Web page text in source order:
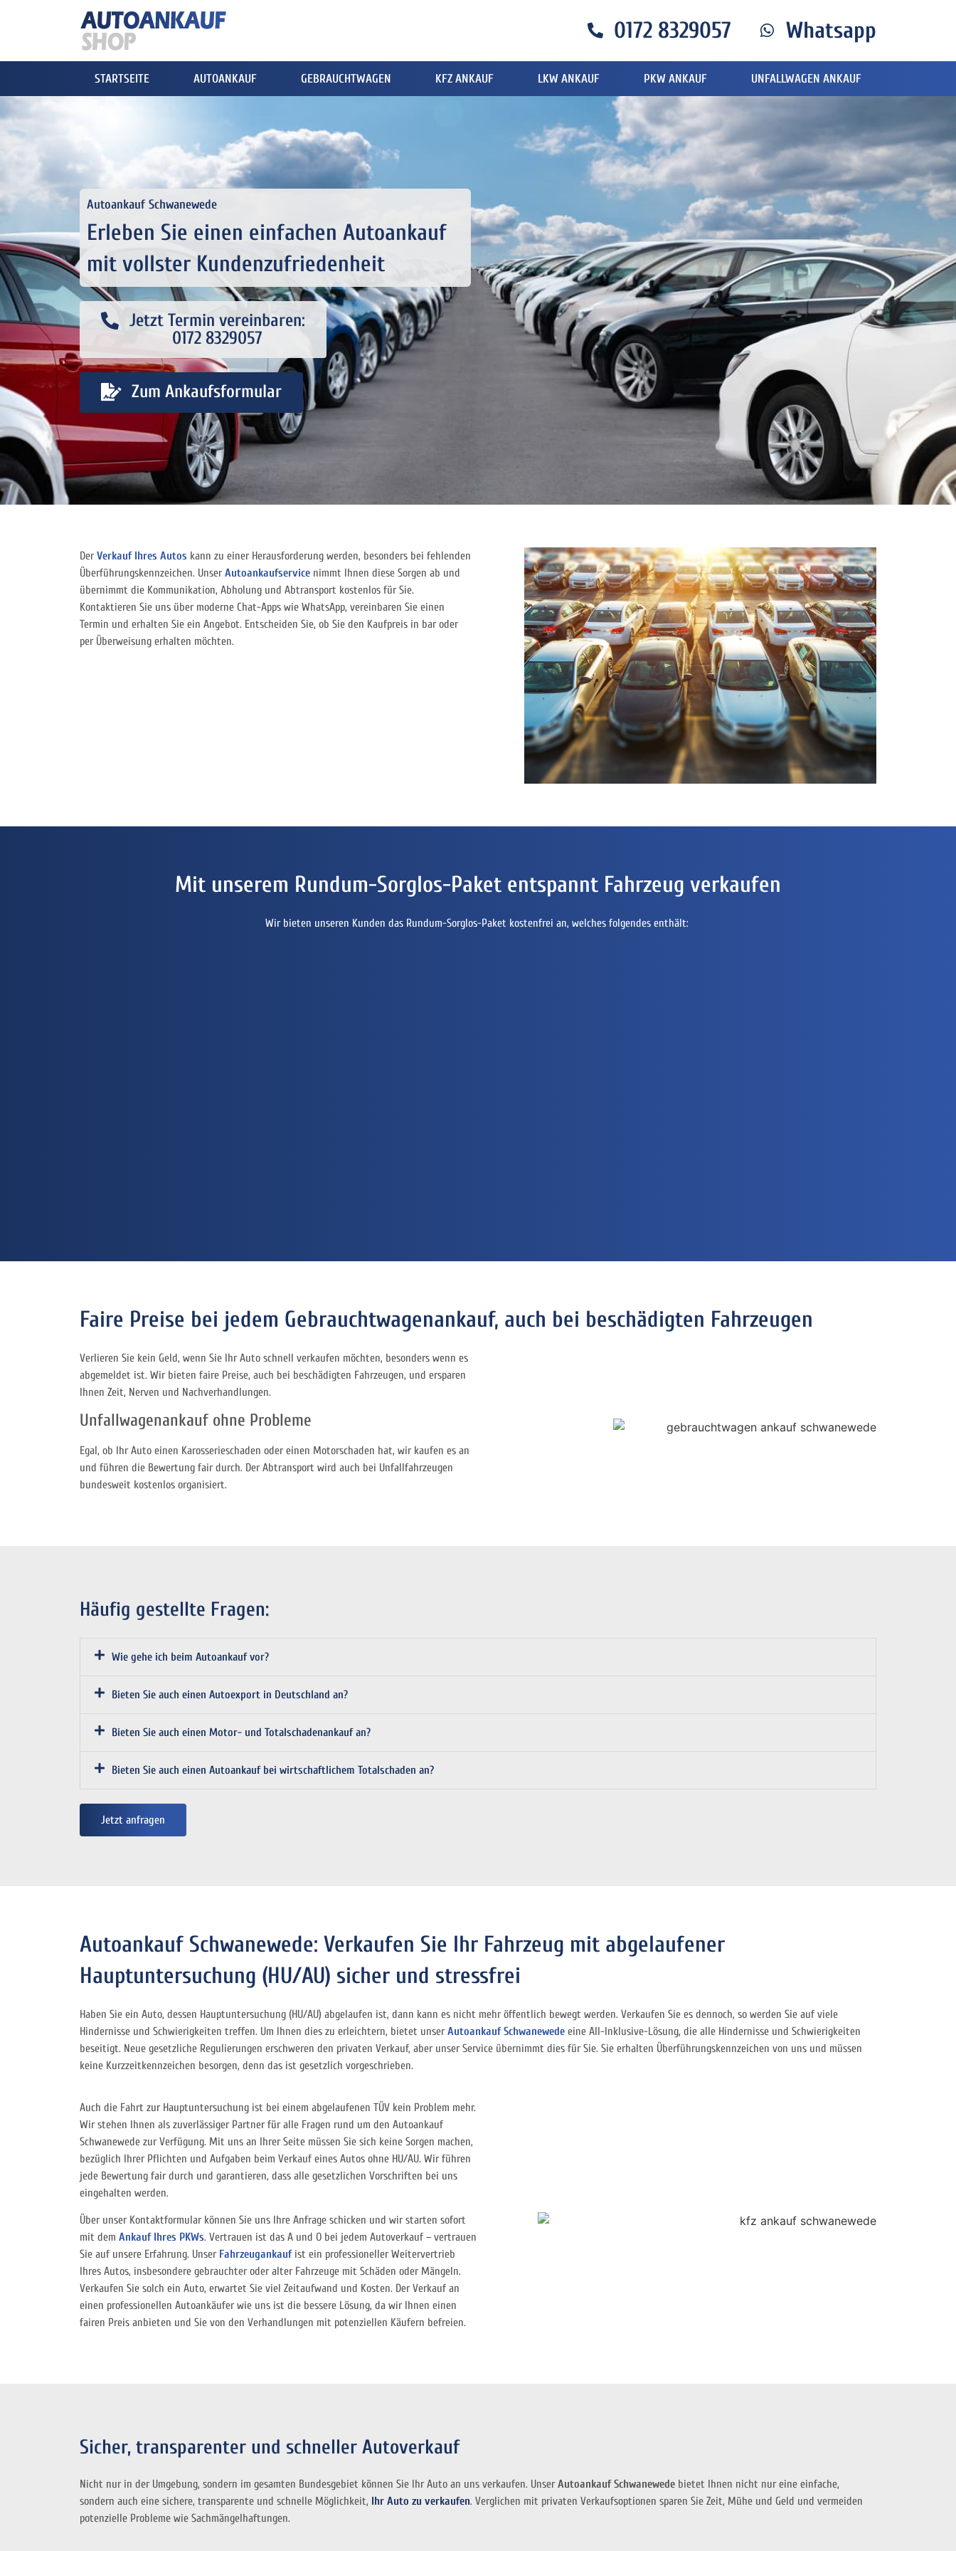
0172 8329057 Whatsapp
STARTSEITE AUTOANKAUF GEBRAUCHTWAGEN KFZ ANKAUF LKW ANKAUF PKW ANKAUF UNFALLWAGEN ANKAUF
Autoankauf Schwanewede
Erleben Sie einen einfachen Autoankauf
mit vollster Kundenzufriedenheit
Jetzt Termin vereinbaren:
0172 8329057
Zum Ankaufsformular
DerVerkauf Ihres Autos kann zu einer Herausforderung werden, besonders bei fehlenden
Überführungskennzeichen. UnserAutoankaufservice nimmt Ihnen diese Sorgen ab und
übernimmt die Kommunikation, Abholung und Abtransport kostenlos für Sie.
Kontaktieren Sie uns über moderne Chat-Apps wie WhatsApp, vereinbaren Sie einen
Termin und erhalten Sie ein Angebot. Entscheiden Sie, ob Sie den Kaufpreis in bar oder
per Überweisung erhalten möchten.
Mit unserem Rundum-Sorglos-Paket entspannt Fahrzeug verkaufen
Wir bieten unseren Kunden das Rundum-Sorglos-Paket kostenfrei an, welches folgendes enthält:
Faire Preise bei jedem Gebrauchtwagenankauf, auch bei beschädigten Fahrzeugen
Verlieren Sie kein Geld, wenn Sie Ihr Auto schnell verkaufen möchten, besonders wenn es
abgemeldet ist. Wir bieten faire Preise, auch bei beschädigten Fahrzeugen, und ersparen
Ihnen Zeit, Nerven und Nachverhandlungen.
Unfallwagenankauf ohne Probleme
Egal, ob Ihr Auto einen Karosserieschaden oder einen Motorschaden hat, wir kaufen es an
und führen die Bewertung fair durch. Der Abtransport wird auch bei Unfallfahrzeugen
bundesweit kostenlos organisiert.
Häufig gestellte Fragen:
Wie gehe ich beim Autoankauf vor?
Bieten Sie auch einen Autoexport in Deutschland an?
Bieten Sie auch einen Motor- und Totalschadenankauf an?
Bieten Sie auch einen Autoankauf bei wirtschaftlichem Totalschaden an?
Jetzt anfragen
Autoankauf Schwanewede: Verkaufen Sie Ihr Fahrzeug mit abgelaufener
Hauptuntersuchung (HU/AU) sicher und stressfrei
Haben Sie ein Auto, dessen Hauptuntersuchung (HU/AU) abgelaufen ist, dann kann es nicht mehr öffentlich bewegt werden. Verkaufen Sie es dennoch, so werden Sie auf viele
Hindernisse und Schwierigkeiten treffen. Um Ihnen dies zu erleichtern, bietet unserAutoankauf Schwanewede eine All-Inklusive-Lösung, die alle Hindernisse und Schwierigkeiten
beseitigt. Neue gesetzliche Regulierungen erschweren den privaten Verkauf, aber unser Service übernimmt dies für Sie. Sie erhalten Überführungskennzeichen von uns und müssen
keine Kurzzeitkennzeichen besorgen, denn das ist gesetzlich vorgeschrieben.
Auch die Fahrt zur Hauptuntersuchung ist bei einem abgelaufenen TÜV kein Problem mehr.
Wir stehen Ihnen als zuverlässiger Partner für alle Fragen rund um den Autoankauf
Schwanewede zur Verfügung. Mit uns an Ihrer Seite müssen Sie sich keine Sorgen machen,
bezüglich Ihrer Pflichten und Aufgaben beim Verkauf eines Autos ohne HU/AU. Wir führen
jede Bewertung fair durch und garantieren, dass alle gesetzlichen Vorschriften bei uns
eingehalten werden.
Über unser Kontaktformular können Sie uns Ihre Anfrage schicken und wir starten sofort
mit dem Ankauf Ihres PKWs. Vertrauen ist das A und O bei jedem Autoverkauf – vertrauen
Sie auf unsere Erfahrung. Unser Fahrzeugankaufist ein professioneller Weitervertrieb
Ihres Autos, insbesondere gebrauchter oder alter Fahrzeuge mit Schäden oder Mängeln.
Verkaufen Sie solch ein Auto, erwartet Sie viel Zeitaufwand und Kosten. Der Verkauf an
einen professionellen Autoankäufer wie uns ist die bessere Lösung, da wir Ihnen einen
fairen Preis anbieten und Sie von den Verhandlungen mit potenziellen Käufern befreien.
Sicher, transparenter und schneller Autoverkauf
Nicht nur in der Umgebung, sondern im gesamten Bundesgebiet können Sie Ihr Auto an uns verkaufen. UnserAutoankauf Schwanewede bietet Ihnen nicht nur eine einfache,
sondern auch eine sichere, transparente und schnelle Möglichkeit,
Ihr Auto zu verkaufen. Verglichen mit privaten Verkaufsoptionen sparen Sie Zeit, Mühe und Geld und vermeiden
potenzielle Probleme wie Sachmängelhaftungen.